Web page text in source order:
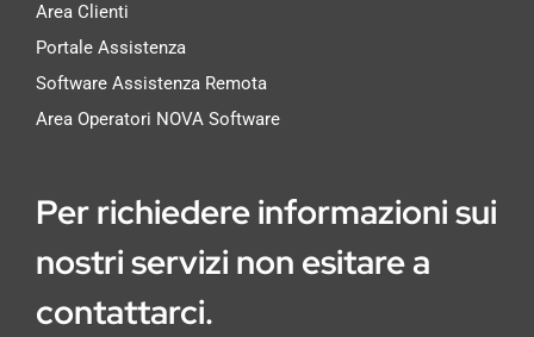
Area Clienti
Portale Assistenza
Software Assistenza Remota
Area Operatori NOVA Software
Per richiedere informazioni sui
nostri servizi non esitare a
contattarci.